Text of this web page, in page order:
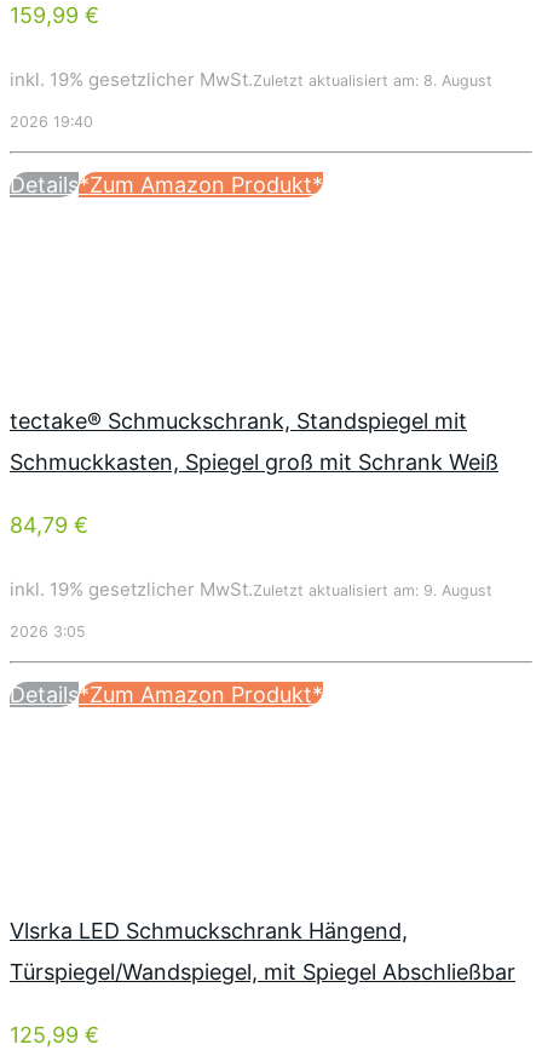
159,99 €
inkl. 19% gesetzlicher MwSt.Zuletzt aktualisiert am: 8. August
2026 19:40
Details*Zum Amazon Produkt*
tectake® Schmuckschrank, Standspiegel mit
Schmuckkasten, Spiegel groß mit Schrank Weiß
84,79 €
inkl. 19% gesetzlicher MwSt.Zuletzt aktualisiert am: 9. August
2026 3:05
Details*Zum Amazon Produkt*
Vlsrka LED Schmuckschrank Hängend,
Türspiegel/Wandspiegel, mit Spiegel Abschließbar
125,99 €